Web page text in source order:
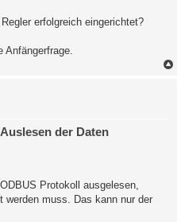
erfolgreich eingerichtet?
der Daten
Protokoll ausgelesen,
muss. Das kann nur der